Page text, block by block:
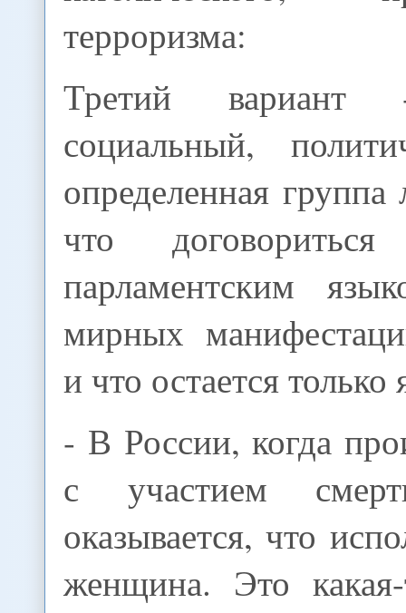
терроризма:
Третий вариант
социальный,
определенная группа
что
парламентским
мирных
и что остается
- В России, когда
с участием
оказывается, что
женщина. Это какая-